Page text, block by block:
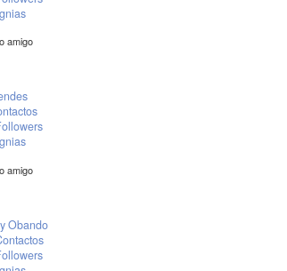
amigo
amigo
Obando